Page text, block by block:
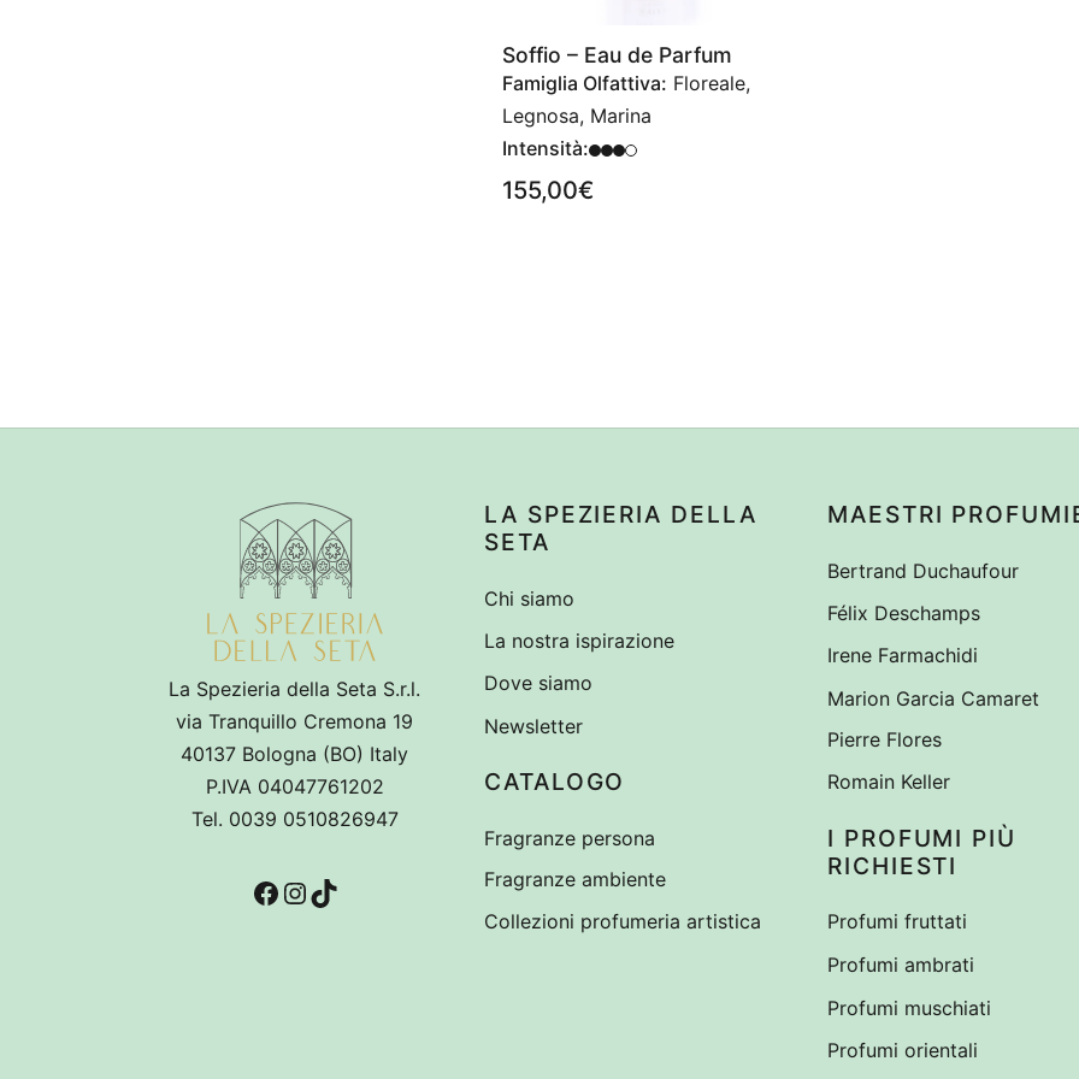
Soffio – Eau de Parfum
Famiglia Olfattiva: Floreale,
Legnosa, Marina
Intensità:
155,00€
La Spezieria della Seta S.r.l.
via Tranquillo Cremona 19
40137 Bologna (BO) Italy
P.IVA 04047761202
Tel. 0039 0510826947
Facebook InstagramTikTok
LA SPEZIERIA DELLA
SETA
Chi siamo
La nostra ispirazione
Dove siamo
Newsletter
CATALOGO
Fragranze persona
Fragranze ambiente
Collezioni profumeria artistica
MAESTRI
Bertrand Duchaufour
Félix Deschamps
Irene Farmachidi
Marion Garcia Camaret
Pierre Flores
Romain Keller
I PROFUMI PIÙ
RICHIESTI
Profumi fruttati
Profumi ambrati
Profumi muschiati
Profumi orientali